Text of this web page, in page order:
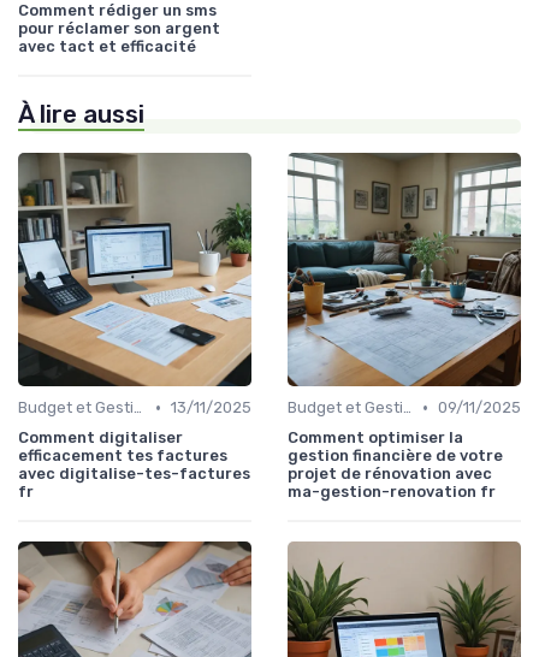
Comment rédiger un sms
pour réclamer son argent
avec tact et efficacité
À lire aussi
Budget et Gestion des Finances Personnelles • 13/11/2025
Comment digitaliser
efficacement tes factures
avec digitalise-tes-factures
fr
Budget et Gestion des Finances Personnelles • 09/11/2025
Comment optimiser la
gestion financière de votre
projet de rénovation avec
ma-gestion-renovation fr